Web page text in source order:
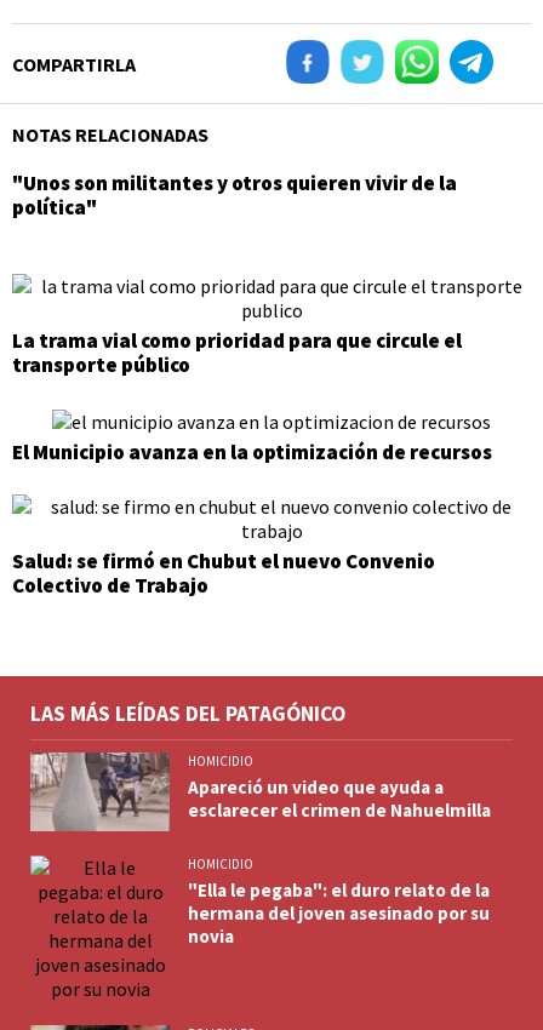
COMPARTIRLA
NOTAS RELACIONADAS
"Unos son militantes y otros quieren vivir de la
política"
La trama vial como prioridad para que circule el
transporte público
El Municipio avanza en la optimización de recursos
Salud: se firmó en Chubut el nuevo Convenio
Colectivo de Trabajo
LAS MÁS LEÍDAS DEL PATAGÓNICO
HOMICIDIO
Apareció un video que ayuda a
esclarecer el crimen de Nahuelmilla
HOMICIDIO
"Ella le pegaba": el duro relato de la
hermana del joven asesinado por su
novia